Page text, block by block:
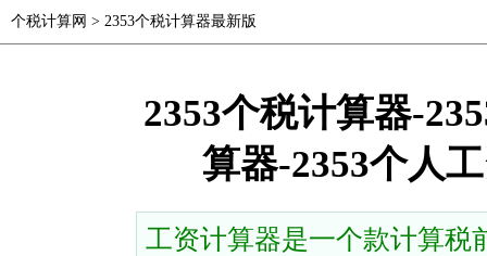
个税计算网 > 2353个税计算器最新版
2353个税计算器-
算器-2353个人
工资计算器是一个款计算税